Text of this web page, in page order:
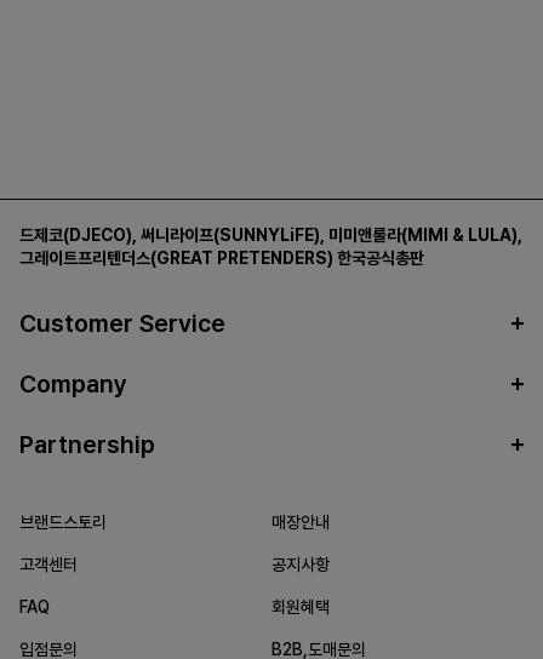
드제코(DJECO) 써니라이프(SUNNYLiFE) 미미앤룰라(MIMI & LULA)
그레이트프리텐더스(GREAT PRETENDERS) 한국공식총판
Customer Service
Company
Partnership
브랜드스토리 매장안내
고객센터 공지사항
FAQ 회원혜택
입점문의 B2B,도매문의